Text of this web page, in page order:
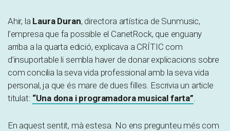
Ahir, la Laura Duran, directora artística de Sunmusic,
l’empresa que fa possible el CanetRock, que enguany
arriba a la quarta edició, explicava a CRÍTIC com
d’insuportable li sembla haver de donar explicacions sobre
com concilia la seva vida professional amb la seva vida
personal, ja que és mare de dues filles. Escrivia un article
titulat: “Una dona i programadora musical farta”
En aquest sentit, mà estesa. No ens pregunteu més com